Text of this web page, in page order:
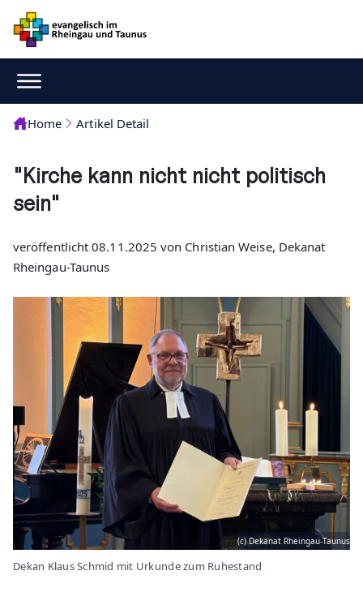
Home Artikel Detail
"Kirche kann nicht nicht politisch
sein"
veröffentlicht 08.11.2025 von Christian Weise, Dekanat
Rheingau-Taunus
(c) Dekanat Rheingau-Taunus
Dekan Klaus Schmid mit Urkunde zum Ruhestand